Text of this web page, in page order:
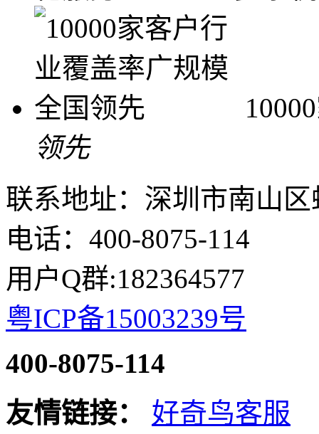
领先
联系地址：深圳市南山
电话：400-8075-114
用户Q群:182364577
粤ICP备15003239号
400-8075-114
友情链接： 好奇鸟客服